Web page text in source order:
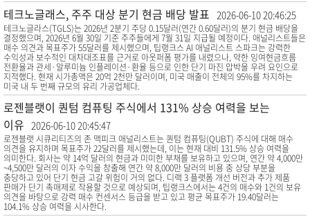
테크노글래스, 주주 대상 분기 현금 배당 발표 2026-06-10 20:46:25
테크노글라스(TGLS)는 2026년 2분기 주당 0.15달러(연간 0.60달러)의 분기 현금 배당을
결정했으며, 2026년 6월 30일 기준 주주들에게 7월 31일 지급될 예정이다. 애널리스트들은
매수 의견과 목표주가 55달러를 제시했으며, 팁랭크스 AI 애널리스트 스파크는 강력한
수익성과 보수적인 대차대조표를 근거로 아웃퍼폼 평가를 내렸으나, 약한 잉여현금흐름
전환율과 관세·알루미늄 인플레이션·환율 등으로 인한 단기 마진 압박을 우려 요인으로
지적했다. 현재 시가총액은 20억 2천만 달러이며, 미국 매출이 전체의 95%를 차지하는
미국 내 두 번째 규모의 유리 가공업체다.
로젠블랫이 퀀텀 컴퓨팅 주식에서 131% 상승 여력을 보는
이유 2026-06-10 20:45:47
로젠블랫 시큐리티즈의 존 맥피크 애널리스트는 퀀텀 컴퓨팅(QUBT) 주식에 대해 매수
의견을 유지하며 목표주가 22달러를 제시했는데, 이는 현재 대비 131.5% 상승 여력을
의미한다. 회사는 약 14억 달러의 현금과 미미한 부채를 보유하고 있으며, 연간 약 4,000만
~4,500만 달러의 이자 수익을 창출해 연간 약 8,000만 달러의 비용 중 상당 부분을
충당하고 있어 단기 현금 고갈 위험이 거의 없다. 디랙 3 플랫폼 개선 버전과 추가 제품
판매가 단기 촉매제로 작용할 것으로 예상되며, 팁랭크스에서는 4건의 매수와 1건의 보유
의견을 바탕으로 강력 매수 컨센서스 등급을 받고 있고 평균 목표주가 19.40달러는
104.1% 상승 여력을 시사한다.